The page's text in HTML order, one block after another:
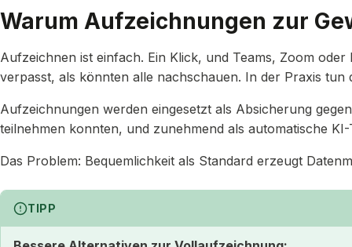
Warum Aufzeichnungen zur
Aufzeichnen ist einfach. Ein Klick, und Teams, Zoom
verpasst, als könnten alle nachschauen. In der Praxis tun
Aufzeichnungen werden eingesetzt als Absicherung
teilnehmen konnten, und zunehmend als automatische
Das Problem: Bequemlichkeit als Standard erzeugt
TIPP